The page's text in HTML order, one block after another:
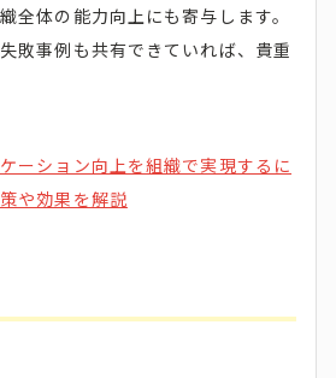
全体の能力向上にも寄与します。
敗事例も共有できていれば、貴重
ーション向上を組織で実現するに
や効果を解説